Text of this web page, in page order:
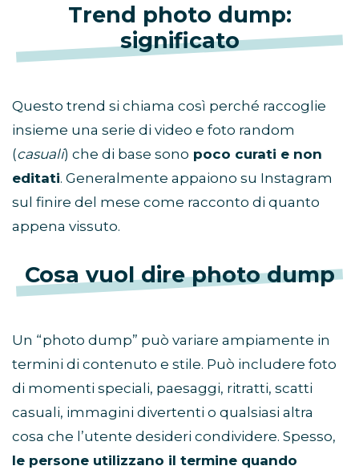
Trend photo dump:
significato
Questo trend si chiama così perché raccoglie
insieme una serie di video e foto random
(casuali) che di base sono poco curati e non
editati. Generalmente appaiono su Instagram
sul finire del mese come racconto di quanto
appena vissuto.
Cosa vuol dire photo dump
Un “photo dump” può variare ampiamente in
termini di contenuto e stile. Può includere foto
di momenti speciali, paesaggi, ritratti, scatti
casuali, immagini divertenti o qualsiasi altra
cosa che l’utente desideri condividere. Spesso,
le persone utilizzano il termine quando